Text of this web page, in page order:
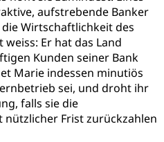
aufstrebende Banker
Wirtschaftlichkeit des
Er hat das Land
Kunden seiner Bank
Marie indessen minutiös
sei, und droht ihr
falls sie die
Frist zurückzahlen